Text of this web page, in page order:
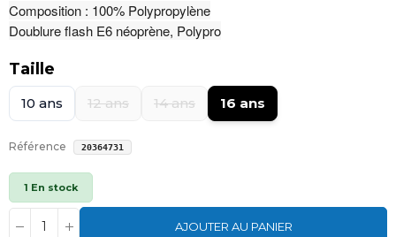
Composition : 100% Polypropylène
Doublure flash E6 néoprène, Polypro
Taille
10 ans 12 ans 14 ans 16 ans
Référence 20364731
1 En stock
AJOUTER AU PANIER